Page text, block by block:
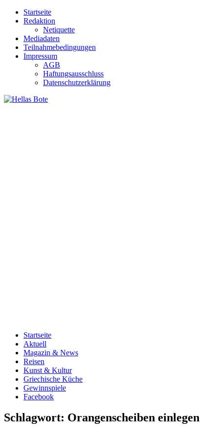
Zum
Inhalt
Startseite
Redaktion
Netiquette
Mediadaten
Teilnahmebedingungen
Impressum
AGB
Haftungsausschluss
Datenschutzerklärung
Startseite
Aktuell
Magazin & News
Reisen
Kunst & Kultur
Griechische Küche
Gewinnspiele
Facebook
Schlagwort: Orangenscheiben einlegen